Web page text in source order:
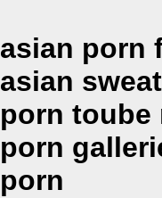
asian porn
asian
porn toube
porn
porn